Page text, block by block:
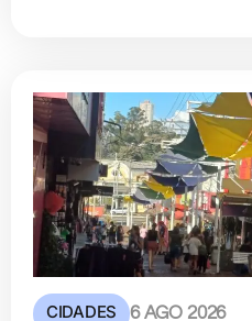
CIDADES 6 AGO 2026